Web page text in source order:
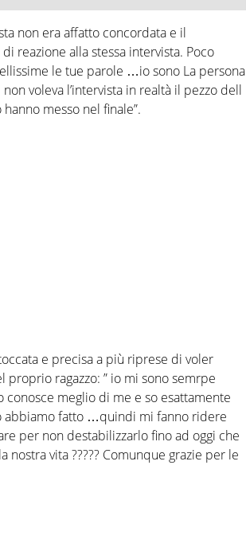
non era affatto concordata e il
reazione alla stessa intervista. Poco
le tue parole …io sono La persona
voleva l’intervista in realtà il pezzo dell
messo nel finale”.
e precisa a più riprese di voler
ragazzo: ” io mi sono semrpe
meglio di me e so esattamente
abbiamo fatto …quindi mi fanno ridere
per non destabilizzarlo fino ad oggi che
vita ????? Comunque grazie per le